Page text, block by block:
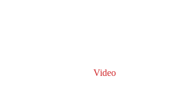
Video